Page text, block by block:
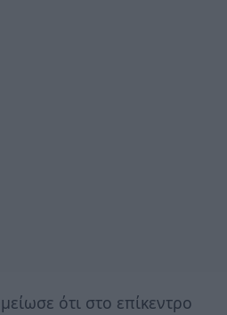
ότι στο επίκεντρο